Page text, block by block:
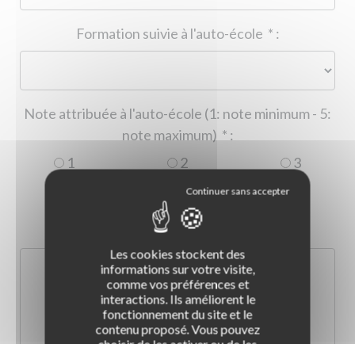
* :
Note attribuée à l'auto-école (1: note minimum - 5:
* :
1
2
3
5
Les cookies stockent des
informations sur votre visite,
comme vos préférences et
interactions. Ils améliorent le
fonctionnement du site et le
contenu proposé. Vous pouvez